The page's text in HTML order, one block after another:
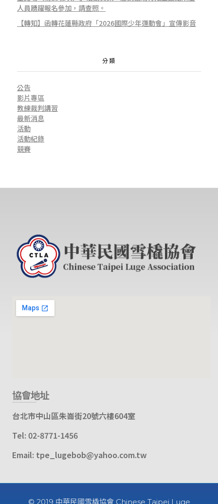
人員踴躍報名參加，請查照。
【轉知】函轉花蓮縣政府「2026國際少年運動會」宣傳影音
分類
公告
影片專區
教練裁判講習
最新消息
活動
活動紀錄
競賽
協會地址
台北市中山區朱崙街20號六樓604室
Tel: 02-8771-1456
Email: tpe_lugebob@yahoo.com.tw
© 2019 中華民國雪橇協會 Chinese Taipei Luge